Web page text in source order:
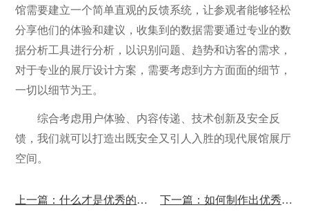
馆需要建立一个简单直观的反馈系统，让参观者能够轻松
分享他们的体验和建议，收集到的数据需要通过专业的数
据分析工具进行分析，以识别问题、趋势和访客的需求，
对于专业的展厅设计方案，需要考虑到方方面面的细节，
一切以细节为王。
综合考虑用户体验、内容传递、技术创新及安全反
馈，我们就可以打造出既安全又引人入胜的现代展馆展厅
空间。
上一篇：什么才是优秀的展厅设计方案 下一篇：如何制作出优秀的企业展厅设计方案